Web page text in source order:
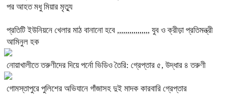
পর আহত মধু মিয়ার মৃত্যু
প্রতিটি ইউনিয়নে খেলার মাঠ বানানো হবে ,,,,,,,,,,,,,,,, যুব ও ক্রীড়া প্রতিমন্ত্রী
আমিনুল হক
নোয়াখালীতে তরুণীদের দিয়ে পর্নো ভিডিও তৈরি: গ্রেপ্তার ৫, উদ্ধার ৪ তরুণী
গোমস্তাপুরে পুলিশের অভিযানে গাঁজাসহ দুই মাদক কারবারি গ্রেপ্তার